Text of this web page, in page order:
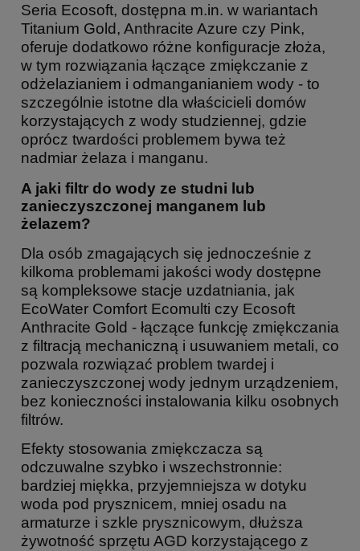
Seria Ecosoft, dostępna m.in. w wariantach
Titanium Gold, Anthracite Azure czy Pink,
oferuje dodatkowo różne konfiguracje złoża,
w tym rozwiązania łączące zmiękczanie z
odżelazianiem i odmanganianiem wody - to
szczególnie istotne dla właścicieli domów
korzystających z wody studziennej, gdzie
oprócz twardości problemem bywa też
nadmiar żelaza i manganu.
A jaki filtr do wody ze studni lub
zanieczyszczonej manganem lub
żelazem?
Dla osób zmagających się jednocześnie z
kilkoma problemami jakości wody dostępne
są kompleksowe stacje uzdatniania, jak
EcoWater Comfort Ecomulti czy Ecosoft
Anthracite Gold - łączące funkcję zmiękczania
z filtracją mechaniczną i usuwaniem metali, co
pozwala rozwiązać problem twardej i
zanieczyszczonej wody jednym urządzeniem,
bez konieczności instalowania kilku osobnych
filtrów.
Efekty stosowania zmiękczacza są
odczuwalne szybko i wszechstronnie:
bardziej miękka, przyjemniejsza w dotyku
woda pod prysznicem, mniej osadu na
armaturze i szkle prysznicowym, dłuższa
żywotność sprzętu AGD korzystającego z